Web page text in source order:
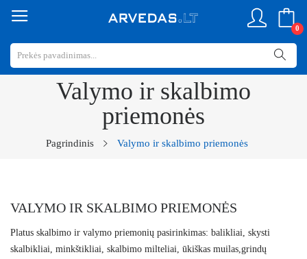
0
Valymo ir skalbimo
priemonės
Pagrindinis Valymo ir skalbimo priemonės
VALYMO IR SKALBIMO PRIEMONĖS
Platus skalbimo ir valymo priemonių pasirinkimas: balikliai, skysti
skalbikliai, minkštikliai, skalbimo milteliai, ūkiškas muilas,grindų